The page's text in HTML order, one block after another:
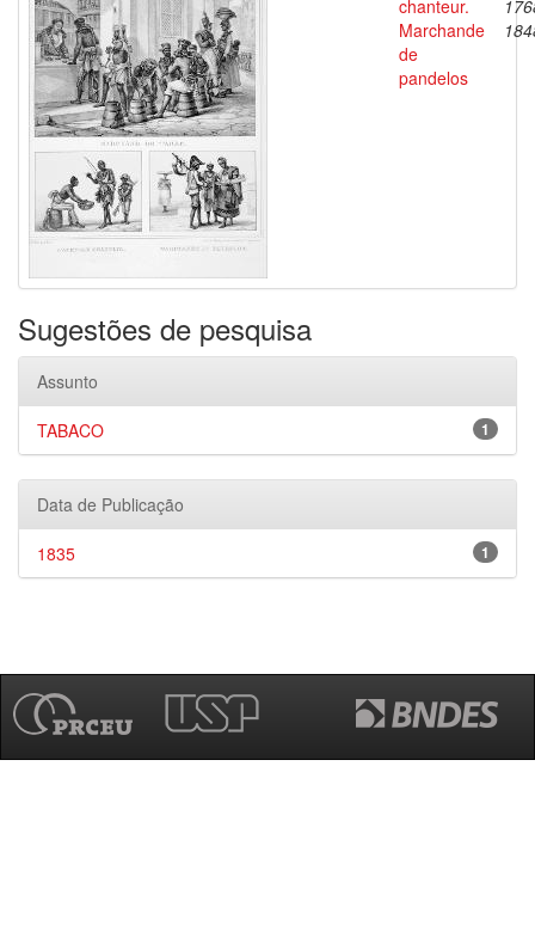
chanteur.
Marchande
de
pandelos
Sugestões de pesquisa
Assunto
1
TABACO
Data de Publicação
1
1835